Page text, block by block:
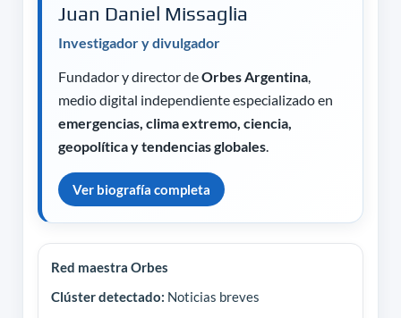
Juan Daniel Missaglia
Investigador y divulgador
Fundador y director deOrbes Argentina,
medio digital independiente especializado en
emergencias, clima extremo, ciencia,
geopolítica y tendencias globales.
Ver biografía completa
Red maestra Orbes
Clúster detectado: Noticias breves